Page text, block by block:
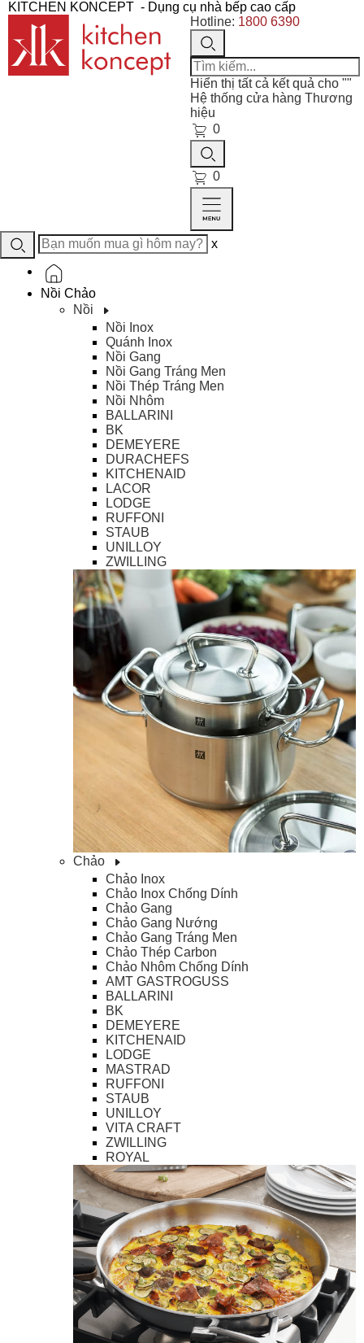
KITCHEN KONCEPT - Dụng cụ nhà bếp cao cấp
Hotline: 1800 6390
Hiển thị tất cả kết quả cho ""
Hệ thống cửa hàng Thương
hiệu
0
0
x
Nồi Chảo
Nồi
Nồi Inox
Quánh Inox
Nồi Gang
Nồi Gang Tráng Men
Nồi Thép Tráng Men
Nồi Nhôm
BALLARINI
BK
DEMEYERE
DURACHEFS
KITCHENAID
LACOR
LODGE
RUFFONI
STAUB
UNILLOY
ZWILLING
Chảo
Chảo Inox
Chảo Inox Chống Dính
Chảo Gang
Chảo Gang Nướng
Chảo Gang Tráng Men
Chảo Thép Carbon
Chảo Nhôm Chống Dính
AMT GASTROGUSS
BALLARINI
BK
DEMEYERE
KITCHENAID
LODGE
MASTRAD
RUFFONI
STAUB
UNILLOY
VITA CRAFT
ZWILLING
ROYAL